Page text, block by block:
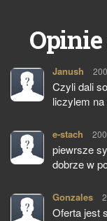
Janush
Czyli dali
liczylem
e-stach
piewrsze
dobrze w
Gonzales
Oferta jest